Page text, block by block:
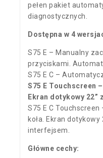
pełen pakiet
diagnostycznych.
Dostępna w 4
S75 E – Manualny
przyciskami.
S75 E C –
S75 E Touchscreen
Ekran dotykowy
S75 E C
koła. Ekran
interfejsem.
Główne cechy: